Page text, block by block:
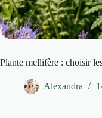
Plante mellifère : choisir
Alexandra